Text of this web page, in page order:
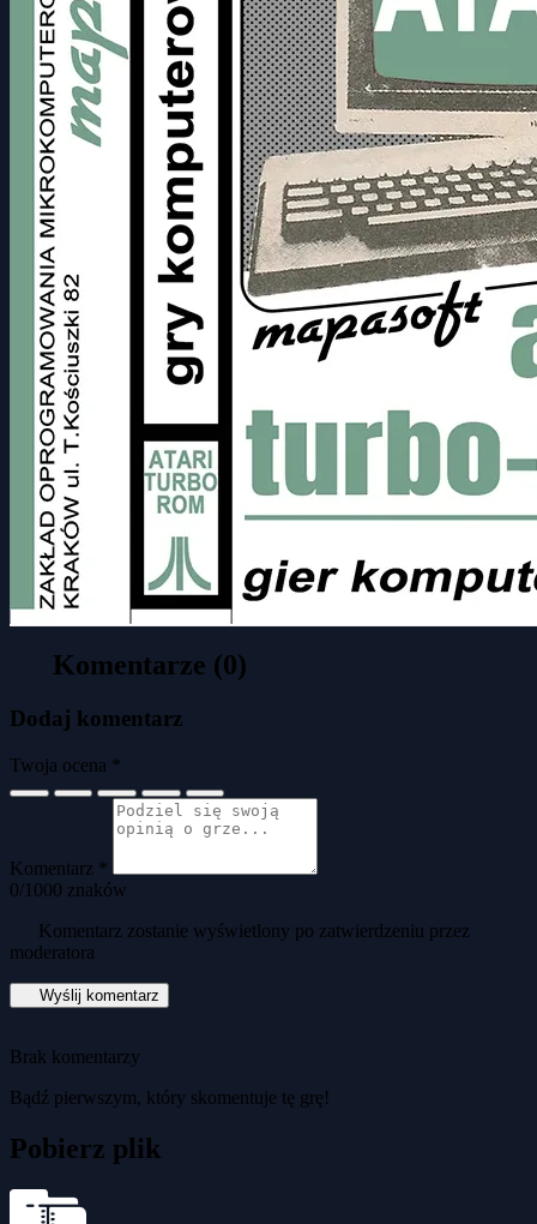
Komentarze (0)
Dodaj komentarz
Twoja ocena *
Komentarz *
0/1000 znaków
Komentarz zostanie wyświetlony po zatwierdzeniu przez
moderatora
Wyślij komentarz
Brak komentarzy
Bądź pierwszym, który skomentuje tę grę!
Pobierz plik